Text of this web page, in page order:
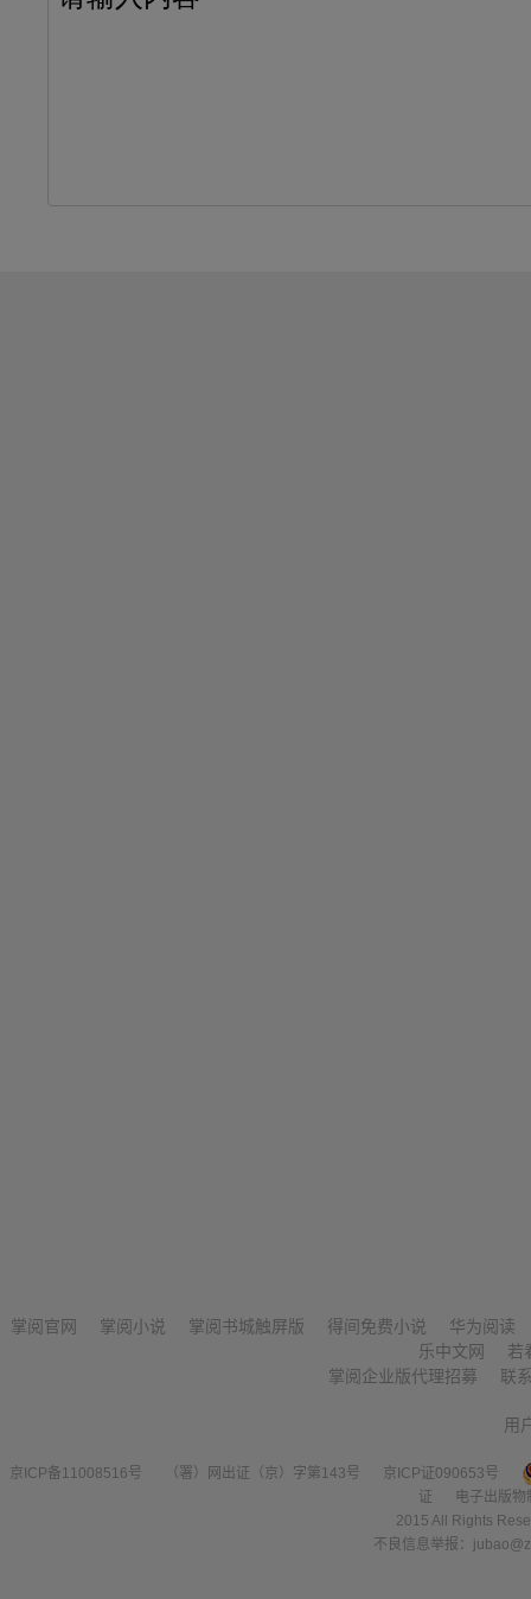
掌阅官网 掌阅小说 掌阅书城触屏版 得间免费小说
华为阅读
乐中文网
若
掌阅企业版代理招募
联
用
京ICP备11008516号 （署）网出证（京）字第143号
京ICP证090653号
证
电子出版
2015 All Rights
不良信息举报：